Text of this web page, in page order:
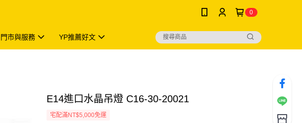
0
門市與服務 YP推薦好文
E14進口水晶吊燈 C16-30-20021
宅配滿NT$5,000免運